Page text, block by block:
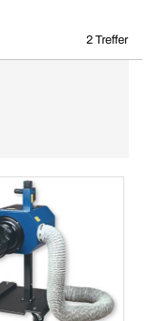
2 Treffer